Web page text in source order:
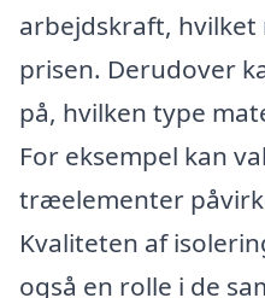
arbejdskraft,
prisen. Derudover
på, hvilken type
For eksempel kan
træelementer
Kvaliteten af
også en rolle i de